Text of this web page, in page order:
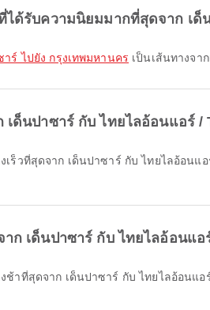
ได้รับความนิยมมากที่สุดจาก เด็
าร์ ไปยัง กรุงเทพมหานคร เป็นเส้นทางจา
เด็นปาซาร์ กับ ไทยไลอ้อนแอร์
ก เด็นปาซาร์ กับ ไทยไลอ้อนแ